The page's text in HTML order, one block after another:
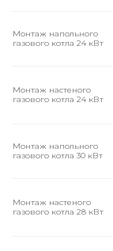
Монтаж напольного
газового котла 24 кВт
Монтаж настеного
газового котла 24 кВт
Монтаж напольного
газового котла 30 кВт
Монтаж настеного
газового котла 28 кВт